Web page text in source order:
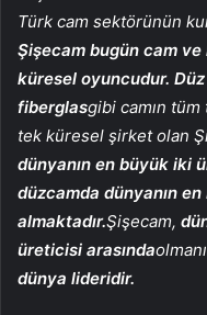
Türk cam sektörünün
Şişecam bugün cam
küresel oyuncudur.
fiberglasgibi camın
tek küresel şirket olan
dünyanın en büyük iki
düzcamda dünyanın
almaktadır.Şişecam,
üreticisi arasında
dünya lideridir.